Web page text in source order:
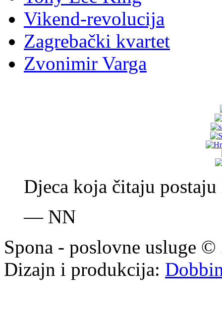
Vikend-revolucija
Zagrebački kvartet
Zvonimir Varga
Djeca koja čitaju
—NN
Spona - poslovne usluge
Dizajn i produkcija: